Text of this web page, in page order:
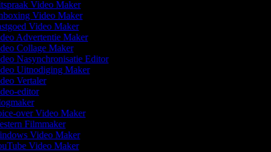
Video Maker
Video Maker
Video Maker
Advertentie Maker
Collage Maker
Nasynchronisatie Editor
Uitnodiging Maker
Vertaler
editor
over Video Maker
Filmmaker
Video Maker
Video Maker